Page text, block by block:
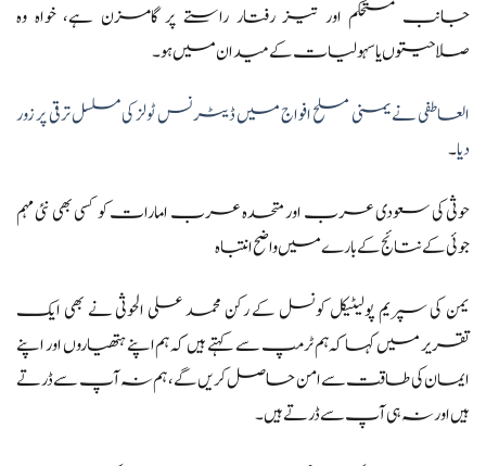
جانب مستحکم اور تیز رفتار راستے پر گامزن ہے، خواہ وہ
صلاحیتوں یا سہولیات کے میدان میں ہو۔
العاطفی نے یمنی مسلح افواج میں ڈیٹرنس ٹولز کی مسلسل ترقی پر زور
دیا۔
حوثی کی سعودی عرب اور متحدہ عرب امارات کو کسی بھی نئی مہم
جوئی کے نتائج کے بارے میں واضح انتباہ
یمن کی سپریم پولیٹیکل کونسل کے رکن محمد علی الحوثی نے بھی ایک
تقریر میں کہا کہ ہم ٹرمپ سے کہتے ہیں کہ ہم اپنے ہتھیاروں اور اپنے
ایمان کی طاقت سے امن حاصل کریں گے، ہم نہ آپ سے ڈرتے
ہیں اور نہ ہی آپ سے ڈرتے ہیں۔